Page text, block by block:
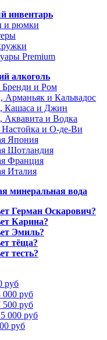
инвентарь
и рюмки
Premium
алкоголь
и Ром
Арманьяк и Кальвадос
Кашаса и Джин
Аквавита и Водка
и О-де-Ви
Япония
Шотландия
Франция
Италия
минеральная вода
Герман Оскарович?
Карина?
Эмиль?
тёща?
тесть?
руб
000 руб
500 руб
000 руб
руб